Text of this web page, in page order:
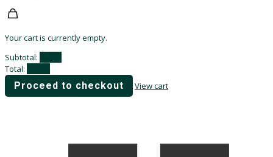
Your cart is currently empty.
Subtotal:
Total:
Proceed to checkout View cart